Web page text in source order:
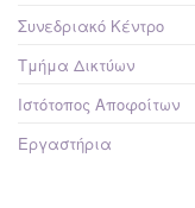
Συνεδριακό Κέντρο
Τμήμα Δικτύων
Ιστότοπος Αποφοίτων
Εργαστήρια